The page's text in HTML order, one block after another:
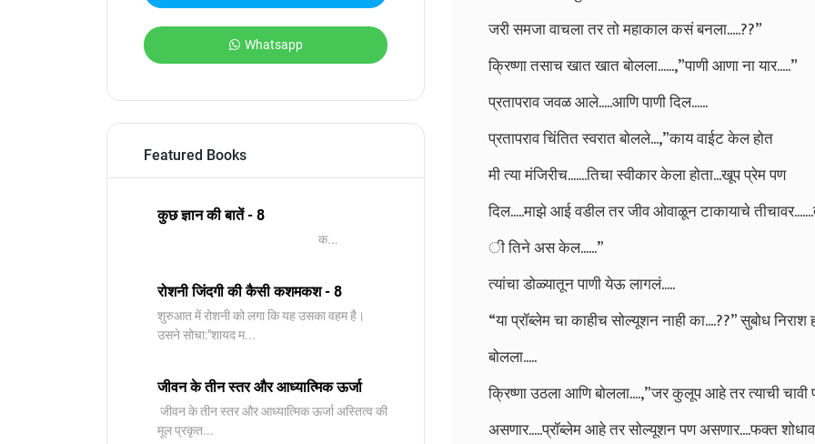
Whatsapp
Featured Books
कुछ ज्ञान की बातें - 8
क...
रोशनी जिंदगी की कैसी कशमकश - 8
शुरुआत में रोशनी को लगा कि यह उसका वहम है।
उसने सोचा:"शायद म...
जीवन के तीन स्तर और आध्यात्मिक ऊर्जा
जीवन के तीन स्तर और आध्यात्मिक ऊर्जा अस्तित्व की
मूल प्रकृत...
जरी समजा वाचला तर तो महाकाल कसं बनला.....??”
क्रिष्णा तसाच खात खात बोलला......,”पाणी आणा ना यार.....”
प्रतापराव जवळ आले.....आणि पाणी दिल......
प्रतापराव चिंतित स्वरात बोलले...,”काय वाईट केल होत
मी त्या मंजिरीच.......तिचा स्वीकार केला होता...खूप प्रेम पण
दिल.....माझे आई वडील तर जीव ओवाळून टाकायाचे
ी तिने अस केल......”
त्यांचा डोळ्यातून पाणी येऊ लागलं.....
“या प्रॉब्लेम चा काहीच सोल्यूशन नाही का....??” सुबोध निराश
बोलला.....
क्रिष्णा उठला आणि बोलला....,”जर कुलूप आहे तर त्याची चावी
असणार.....प्रॉब्लेम आहे तर सोल्यूशन पण असणार....फक्त शोधाव